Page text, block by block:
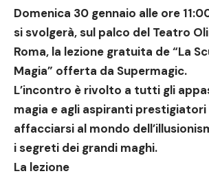
Domenica 30 gennaio alle ore
si svolgerà, sul palco del Teatro
Roma, la lezione gratuita de “La
Magia” offerta da Supermagic.
L’incontro è rivolto a tutti gli
magia e agli aspiranti prestigiatori
affacciarsi al mondo
i segreti dei grandi maghi.
La lezione